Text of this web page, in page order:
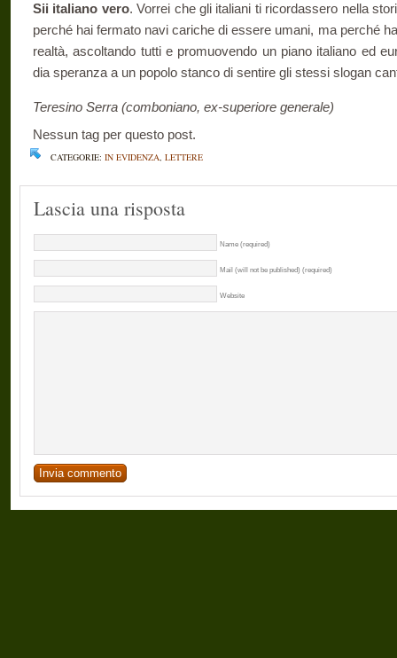
Sii italiano vero. Vorrei che gli italiani ti ricordassero nella
perché hai fermato navi cariche di essere umani, ma perché
realtà, ascoltando tutti e promuovendo un piano italiano ed
dia speranza a un popolo stanco di sentire gli stessi slogan
Teresino Serra (comboniano, ex-superiore generale)
Nessun tag per questo post.
CATEGORIE: IN EVIDENZA, LETTERE
Lascia una risposta
Name (required)
Mail (will not be published) (required)
Website